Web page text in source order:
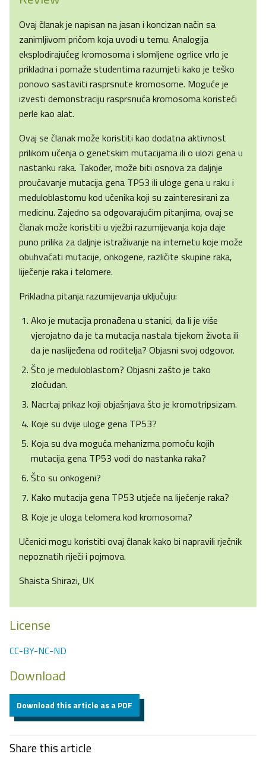
Ovaj članak je napisan na jasan i koncizan način sa
zanimljivom pričom koja uvodi u temu. Analogija
eksplodirajućeg kromosoma i slomljene ogrlice vrlo je
prikladna i pomaže studentima razumjeti kako je teško
ponovo sastaviti rasprsnute kromosome. Moguće je
izvesti demonstraciju rasprsnuća kromosoma koristeći
perle kao alat.
Ovaj se članak može koristiti kao dodatna aktivnost
prilikom učenja o genetskim mutacijama ili o ulozi gena u
nastanku raka. Također, može biti osnova za daljnje
proučavanje mutacija gena TP53 ili uloge gena u raku i
meduloblastomu kod učenika koji su zainteresirani za
medicinu. Zajedno sa odgovarajućim pitanjima, ovaj se
članak može koristiti u vježbi razumijevanja koja daje
puno prilika za daljnje istraživanje na internetu koje može
obuhvaćati mutacije, onkogene, različite skupine raka,
liječenje raka i telomere.
Prikladna pitanja razumijevanja uključuju:
Ako je mutacija pronađena u stanici, da li je više
vjerojatno da je ta mutacija nastala tijekom života ili
da je naslijeđena od roditelja? Objasni svoj odgovor.
Što je meduloblastom? Objasni zašto je tako
zloćudan.
Nacrtaj prikaz koji objašnjava što je kromotripsizam.
Koje su dvije uloge gena TP53?
Koja su dva moguća mehanizma pomoću kojih
mutacija gena TP53 vodi do nastanka raka?
Što su onkogeni?
Kako mutacija gena TP53 utječe na liječenje raka?
Koje je uloga telomera kod kromosoma?
Učenici mogu koristiti ovaj članak kako bi napravili rječnik
nepoznatih riječi i pojmova.
Shaista Shirazi, UK
License
CC-BY-NC-ND
Download
Download this article as a PDF
Share this article